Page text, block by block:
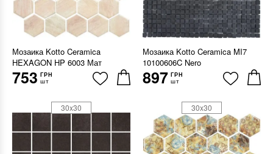
Мозаика Kotto Ceramica
HEXAGON HP 6003 Мат
753 ГРН
шт
Мозаика Kotto Ceramica MI7
10100606C Nero
897 ГРН
шт
30x30 30x30